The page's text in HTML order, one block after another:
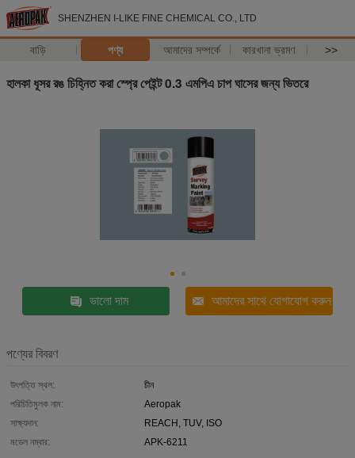
SHENZHEN I-LIKE FINE CHEMICAL CO., LTD
বাড়ি পণ্য আমাদের সম্পর্কে কারখানা ভ্রমণ >>
হালকা ধূসর রঙ চিহ্নিত করা স্প্রে পেইন্ট 0.3 এমপিএ চাপ ঘাসের জন্য ভিতরে
ভালো দাম আমাদের সাথে যোগাযোগ করুন
পণ্যের বিবরণ
উৎপত্তি স্থল:
চীন
পরিচিতিমুলক নাম:
Aeropak
সাক্ষ্যদান:
REACH, TUV, ISO
মডেল নম্বার:
APK-6211